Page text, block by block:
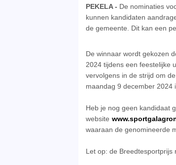
PEKELA - De nominaties
kunnen kandidaten
de gemeente. Dit kan een
De winnaar wordt gekozen
2024 tijdens een feestelijke
vervolgens in de strijd om
maandag 9 december 2024
Heb je nog geen kandidaat
website
waaraan de genomineerde
Let op: de Breedtesportprijs